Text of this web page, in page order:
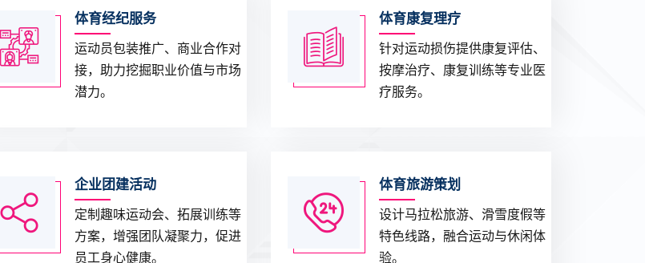
体育经纪服务
运动员包装推广、商业合作对
接，助力挖掘职业价值与市场
潜力。
体育康复理疗
针对运动损伤提供康复评估、
按摩治疗、康复训练等专业医
疗服务。
企业团建活动
定制趣味运动会、拓展训练等
方案，增强团队凝聚力，促进
员工身心健康。
体育旅游策划
设计马拉松旅游、滑雪度假等
特色线路，融合运动与休闲体
验。